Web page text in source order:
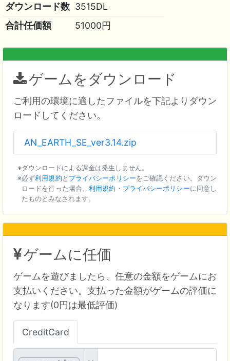
ダウンロード数 3515DL
合計任価額
51000円
ゲームをダウンロード
ご利用の環境に適したファイルを下記よりダウン
ロードしてください。
AN_EARTH_SE_ver3.14.zip
ダウンロードによる課金は発生しません。
必ず利用規約と プライバシーポリシーをご確認ください。ダウン
ロードを行った場合、利用規約 ・ プライバシーポリシーに同意し
たものとみなされます。
ゲームに任価
ゲームを遊びましたら、任意の金額をゲームにお
支払いください。支払った金額がゲームの評価に
なります(0円は最低評価)
CreditCard